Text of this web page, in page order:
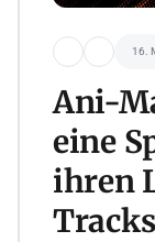
16.
Ani-
eine
ihren